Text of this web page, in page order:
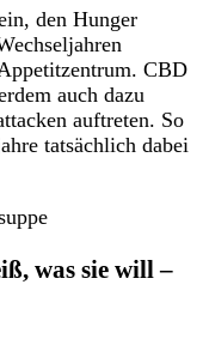
den Hunger
CBD
auch dazu
auftreten. So
tatsächlich dabei
was sie will –